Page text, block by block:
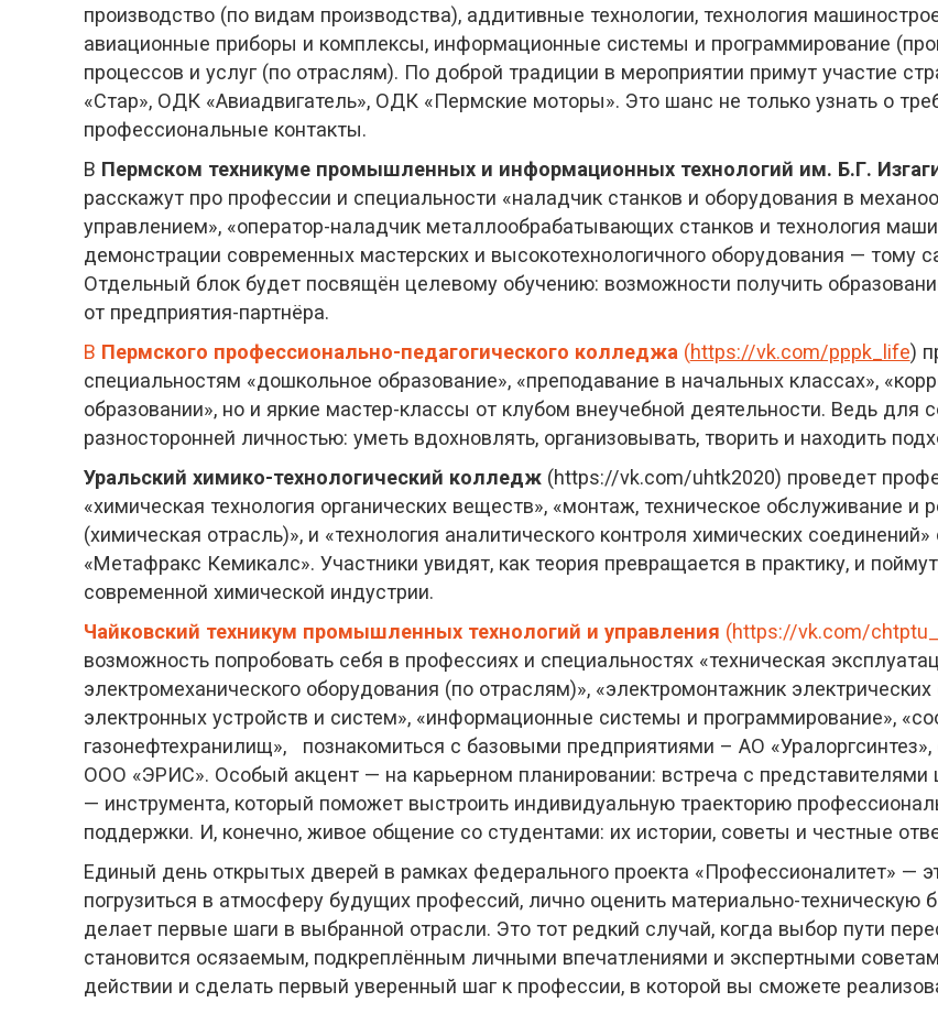
производство (по видам производства), аддитивные технологии, технология
авиационные приборы и комплексы, информационные системы и программирование
процессов и услуг (по отраслям). По доброй традиции в мероприятии примут участие
«Стар», ОДК «Авиадвигатель», ОДК «Пермские моторы». Это шанс не только узнать о
профессиональные контакты.
В Пермском техникуме промышленных и информационных технологий им. Б.Г.
расскажут про профессии и специальности «наладчик станков и оборудования в
управлением», «оператор-наладчик металлообрабатывающих станков и технология
демонстрации современных мастерских и высокотехнологичного оборудования — тому
Отдельный блок будет посвящён целевому обучению: возможности получить
от предприятия-партнёра.
В Пермского профессионально-педагогического колледжа (https://vk.com/pppk_life)
специальностям «дошкольное образование», «преподавание в начальных классах»,
образовании», но и яркие мастер-классы от клубом внеучебной деятельности. Ведь для
разносторонней личностью: уметь вдохновлять, организовывать, творить и находить
Уральский химико-технологический колледж(https://vk.com/uhtk2020) проведет
«химическая технология органических веществ», «монтаж, техническое обслуживание
(химическая отрасль)», и «технология аналитического контроля химических
«Метафракс Кемикалс». Участники увидят, как теория превращается в практику, и
современной химической индустрии.
Чайковский техникум промышленных технологий и управления (https://vk.com/
возможность попробовать себя в профессиях и специальностях «техническая
электромеханического оборудования (по отраслям)», «электромонтажник
электронных устройств и систем», «информационные системы и программирование»,
газонефтехранилищ», познакомиться с базовыми предприятиями – АО
ООО «ЭРИС». Особый акцент — на карьерном планировании: встреча с представителями
— инструмента, который поможет выстроить индивидуальную траекторию
поддержки. И, конечно, живое общение со студентами: их истории, советы и честные
Единый день открытых дверей в рамках федерального проекта «Профессионалитет» —
погрузиться в атмосферу будущих профессий, лично оценить материально-
делает первые шаги в выбранной отрасли. Это тот редкий случай, когда выбор пути
становится осязаемым, подкреплённым личными впечатлениями и экспертными
действии и сделать первый уверенный шаг к профессии, в которой вы сможете